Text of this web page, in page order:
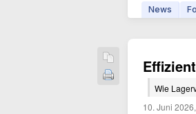
News
Wie
10. Juni